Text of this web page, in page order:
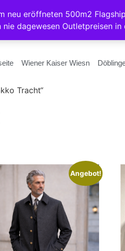
neu eröffneten 500m2
nie dagewesen Outletpreisen in
Wiener Kaiser Wiesn
Tracht“
Angebot!